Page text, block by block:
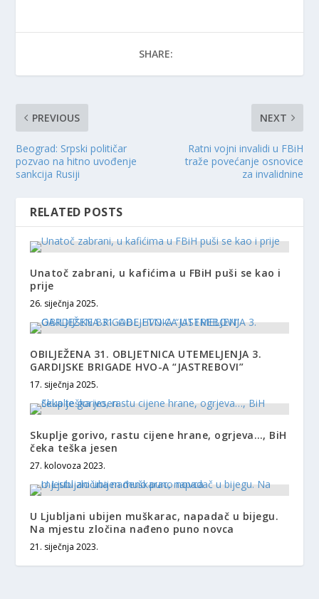
SHARE:
PREVIOUS
Beograd: Srpski političar
pozvao na hitno uvođenje
sankcija Rusiji
NEXT
Ratni vojni invalidi u FBiH
traže povećanje osnovice
za invalidnine
RELATED POSTS
Unatoč zabrani, u kafićima u FBiH puši se kao i
prije
26. siječnja 2025.
OBILJEŽENA 31. OBLJETNICA UTEMELJENJA 3.
GARDIJSKE BRIGADE HVO-A “JASTREBOVI”
17. siječnja 2025.
Skuplje gorivo, rastu cijene hrane, ogrjeva…, BiH
čeka teška jesen
27. kolovoza 2023.
U Ljubljani ubijen muškarac, napadač u bijegu.
Na mjestu zločina nađeno puno novca
21. siječnja 2023.